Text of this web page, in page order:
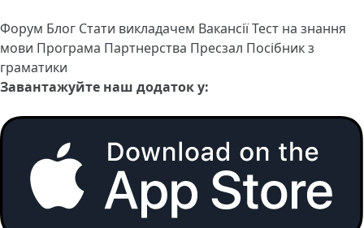
Форум Блог Стати викладачем ВакансіїТест на знання
мови Програма Партнерства Пресзал Посібник з
граматики
Завантажуйте наш додаток у: